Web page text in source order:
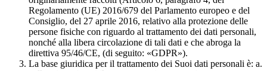
Regolamento (UE) 2016/679 del Parlamento europeo e del
Consiglio, del 27 aprile 2016, relativo alla protezione delle
persone fisiche con riguardo al trattamento dei dati personali,
nonché alla libera circolazione di tali dati e che abroga la
direttiva 95/46/CE, (di seguito: «GDPR»).
La base giuridica per il trattamento dei Suoi dati personali è: a.